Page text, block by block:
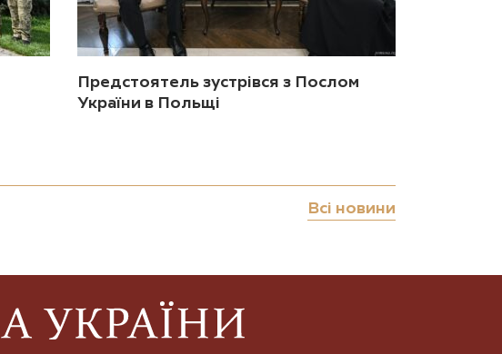
Предстоятель зустрівся з Послом
України в Польщі
Всі новини